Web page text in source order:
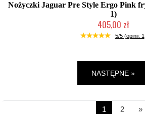
Nożyczki Jaguar Pre Style Ergo Pink
1)
405,00 zł
Duża ilość (wysyłka w
5/5 (opinii:
NASTĘPNE »
1 2 »